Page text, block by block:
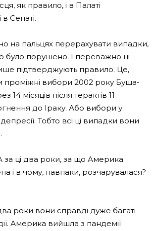
як правило, і в Палаті
в Сенаті.
на пальцях перерахувати випадки,
було порушено. І переважно ці
підтверджують правило. Це,
проміжні вибори 2002 року Буша-
14 місяців після терактів 11
до Іраку. Або вибори у
Тобто всі ці випадки вони
за ці два роки, за що Америка
і в чому, навпаки, розчарувалася?
роки вони справді дуже багаті
Америка вийшла з пандемії